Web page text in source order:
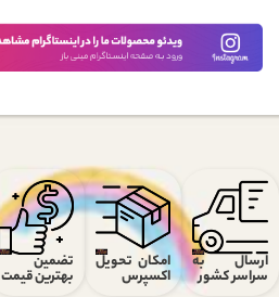
ارسال به
سراسر کشور
امکان تحویل
اکسپرس
تضمین
بهترین قیمت